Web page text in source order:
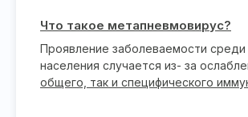
Что такое метапневмовирус?
Проявление заболеваемости среди
населения случается из- за
общего, так и специфического